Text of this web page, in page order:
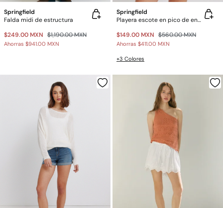
Springfield
Falda midi de estructura
$249.00 MXN $1,190.00 MXN
Ahorras $941.00 MXN
Springfield
Playera escote en pico de encaje
$149.00 MXN $560.00 MXN
Ahorras $411.00 MXN
+3 Colores